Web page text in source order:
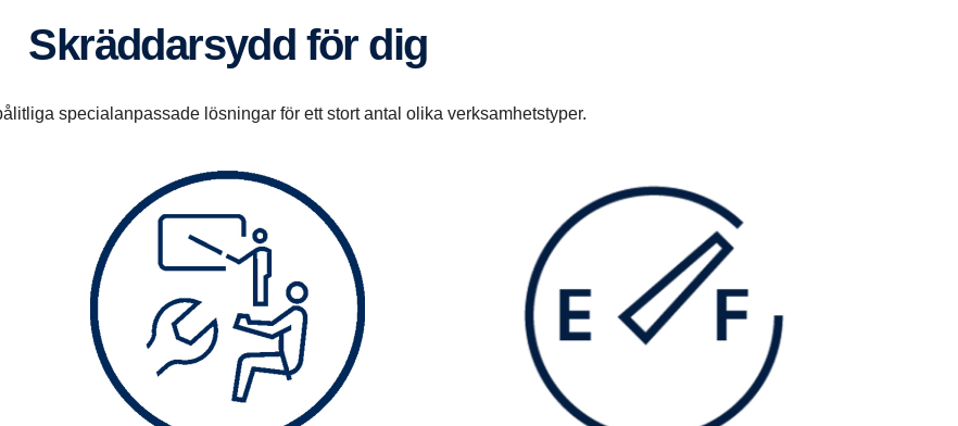
Skräddarsydd för dig
specialanpassade lösningar för ett stort antal olika verksamhetstyper.